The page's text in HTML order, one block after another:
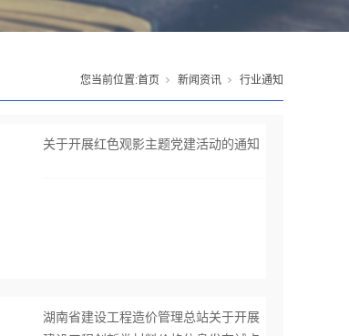
您当前位置:首页 新闻资讯 行业通知
关于开展红色观影主题党建活动的通知
湖南省建设工程造价管理总站关于开展